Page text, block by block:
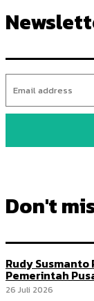
Don't
Rudy
Pemerintah
26 Juli 2026